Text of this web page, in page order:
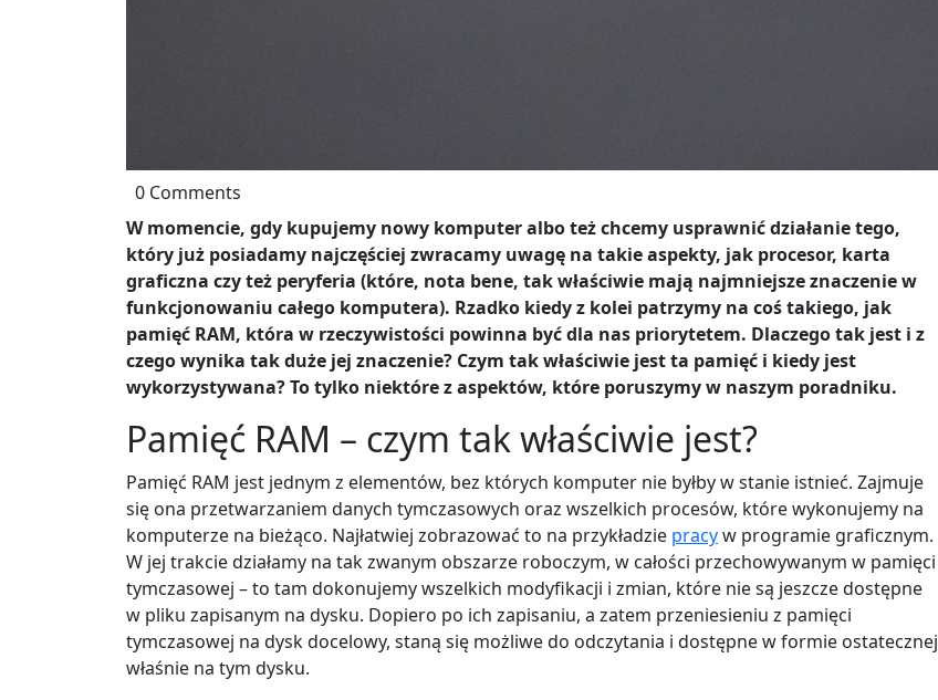
0 Comments
W momencie, gdy kupujemy nowy komputer albo też chcemy usprawnić działanie tego,
który już posiadamy najczęściej zwracamy uwagę na takie aspekty, jak procesor, karta
graficzna czy też peryferia (które, nota bene, tak właściwie mają najmniejsze znaczenie w
funkcjonowaniu całego komputera). Rzadko kiedy z kolei patrzymy na coś takiego, jak
pamięć RAM, która w rzeczywistości powinna być dla nas priorytetem. Dlaczego tak jest i z
czego wynika tak duże jej znaczenie? Czym tak właściwie jest ta pamięć i kiedy jest
wykorzystywana? To tylko niektóre z aspektów, które poruszymy w naszym poradniku.
Pamięć RAM – czym tak właściwie jest?
Pamięć RAM jest jednym z elementów, bez których komputer nie byłby w stanie istnieć. Zajmuje
się ona przetwarzaniem danych tymczasowych oraz wszelkich procesów, które wykonujemy na
komputerze na bieżąco. Najłatwiej zobrazować to na przykładzie pracyw programie graficznym.
W jej trakcie działamy na tak zwanym obszarze roboczym, w całości przechowywanym w pamięci
tymczasowej – to tam dokonujemy wszelkich modyfikacji i zmian, które nie są jeszcze dostępne
w pliku zapisanym na dysku. Dopiero po ich zapisaniu, a zatem przeniesieniu z pamięci
tymczasowej na dysk docelowy, staną się możliwe do odczytania i dostępne w formie ostatecznej
właśnie na tym dysku.